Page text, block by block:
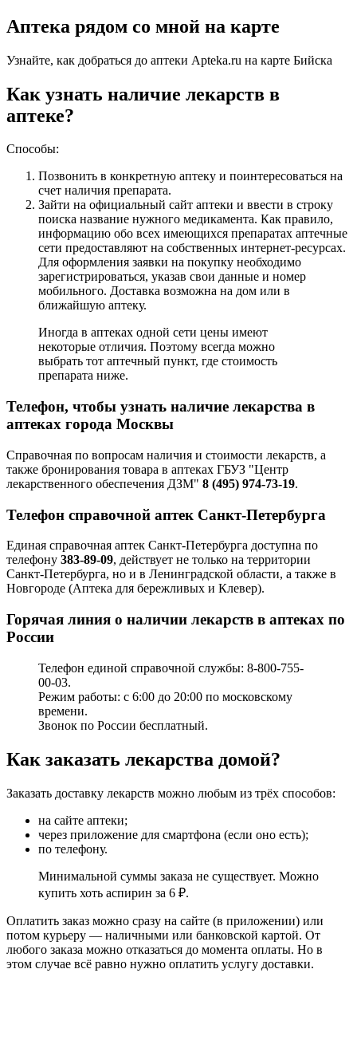
Аптека рядом со мной на карте
Узнайте, как добраться до аптеки Apteka.ru на карте Бийска
Как узнать наличие лекарств в
аптеке?
Способы:
Позвонить в конкретную аптеку и поинтересоваться на
счет наличия препарата.
Зайти на официальный сайт аптеки и ввести в строку
поиска название нужного медикамента. Как правило,
информацию обо всех имеющихся препаратах аптечные
сети предоставляют на собственных интернет-ресурсах.
Для оформления заявки на покупку необходимо
зарегистрироваться, указав свои данные и номер
мобильного. Доставка возможна на дом или в
ближайшую аптеку.
Иногда в аптеках одной сети цены имеют
некоторые отличия. Поэтому всегда можно
выбрать тот аптечный пункт, где стоимость
препарата ниже.
Телефон, чтобы узнать наличие лекарства в
аптеках города Москвы
Справочная по вопросам наличия и стоимости лекарств, а
также бронирования товара в аптеках ГБУЗ "Центр
лекарственного обеспечения ДЗМ" 8 (495) 974-73-19.
Телефон справочной аптек Санкт-Петербурга
Единая справочная аптек Санкт-Петербурга доступна по
телефону 383-89-09, действует не только на территории
Санкт-Петербурга, но и в Ленинградской области, а также в
Новгороде (Аптека для бережливых и Клевер).
Горячая линия о наличии лекарств в аптеках по
России
Телефон единой справочной службы: 8-800-755-
00-03.
Режим работы: с 6:00 до 20:00 по московскому
времени.
Звонок по России бесплатный.
Как заказать лекарства домой?
Заказать доставку лекарств можно любым из трёх способов:
на сайте аптеки;
через приложение для смартфона (если оно есть);
по телефону.
Минимальной суммы заказа не существует. Можно
купить хоть аспирин за 6 ₽.
Оплатить заказ можно сразу на сайте (в приложении) или
потом курьеру — наличными или банковской картой. От
любого заказа можно отказаться до момента оплаты. Но в
этом случае всё равно нужно оплатить услугу доставки.